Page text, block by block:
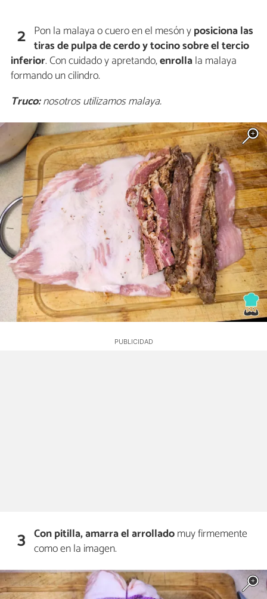
2 Pon la malaya o cuero en el mesón yposiciona las
tiras de pulpa de cerdo y tocino sobre el tercio
inferior. Con cuidado y apretando,enrollala malaya
formando un cilindro.
Truco:nosotros utilizamos malaya.
3 Con pitilla, amarra el arrolladomuy firmemente
como en la imagen.